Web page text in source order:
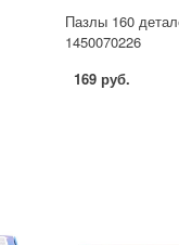
Пазлы 160
1450070226
169 руб.